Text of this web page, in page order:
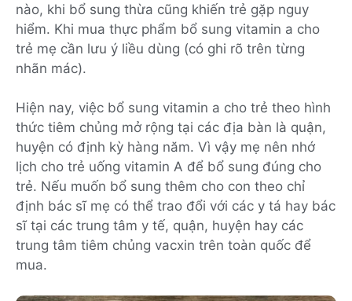
nào, khi bổ sung thừa cũng khiến trẻ gặp nguy
hiểm. Khi mua thực phẩm bổ sung vitamin a cho
trẻ mẹ cần lưu ý liều dùng (có ghi rõ trên từng
nhãn mác).
Hiện nay, việc bổ sung vitamin a cho trẻ theo hình
thức tiêm chủng mở rộng tại các địa bàn là quận,
huyện có định kỳ hàng năm. Vì vậy mẹ nên nhớ
lịch cho trẻ uống vitamin A để bổ sung đúng cho
trẻ. Nếu muốn bổ sung thêm cho con theo chỉ
định bác sĩ mẹ có thể trao đổi với các y tá hay bác
sĩ tại các trung tâm y tế, quận, huyện hay các
trung tâm tiêm chủng vacxin trên toàn quốc để
mua.